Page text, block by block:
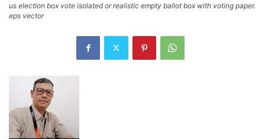
us election box vote isolated or realistic empty ballot box with voting paper.
eps vector